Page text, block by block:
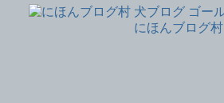
にほんブログ村